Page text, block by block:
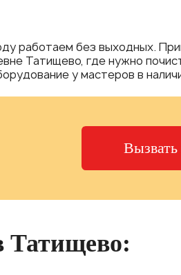
работаем без выходных.
Татищево, где нужно
у мастеров в
Вызвать
Татищево: